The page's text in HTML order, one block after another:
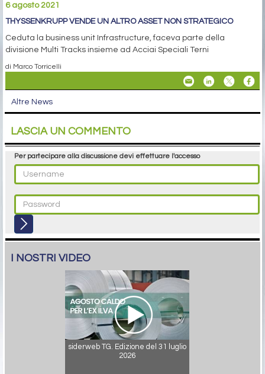
6 agosto 2021
THYSSENKRUPP VENDE UN ALTRO ASSET NON STRATEGICO
Ceduta la business unit Infrastructure, faceva parte della
divisione Multi Tracks insieme ad Acciai Speciali Terni
di Marco Torricelli
Altre News
LASCIA UN COMMENTO
Per partecipare alla discussione devi effettuare l'accesso
I NOSTRI VIDEO
siderweb TG. Edizione del 31 luglio
2026